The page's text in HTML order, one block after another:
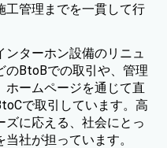
工管理までを一貫して行
ンターホン設備のリニュ
のBtoBでの取引や、管理
ホームページを通じて直
で取引しています。高
ズに応える、社会にとっ
社が担っています。